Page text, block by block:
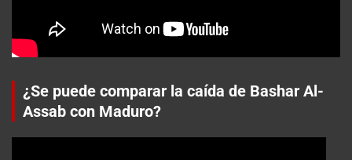
¿Se puede comparar la caída de Bashar Al-
Assab con Maduro?